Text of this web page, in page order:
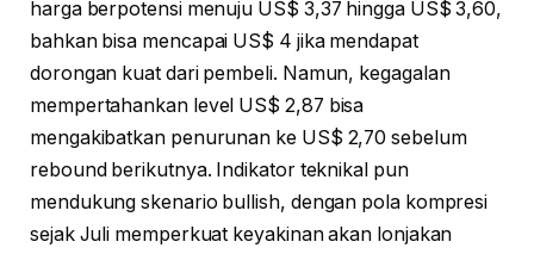
harga berpotensi menuju US$ 3,37 hingga US$ 3,60,
bahkan bisa mencapai US$ 4 jika mendapat
dorongan kuat dari pembeli. Namun, kegagalan
mempertahankan level US$ 2,87 bisa
mengakibatkan penurunan ke US$ 2,70 sebelum
rebound berikutnya. Indikator teknikal pun
mendukung skenario bullish, dengan pola kompresi
sejak Juli memperkuat keyakinan akan lonjakan